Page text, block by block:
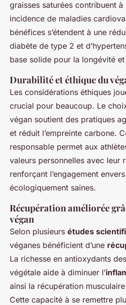
graisses saturées contribuent
incidence de maladies
bénéfices s’étendent à une
diabète de type 2 et
base solide pour la longévité
Durabilité et éthique du
Les considérations éthiques
crucial pour beaucoup. Le
végan soutient des pratiques
et réduit l’empreinte carbone.
responsable permet aux
valeurs personnelles avec leur
renforçant l’engagement
écologiquement saines.
Récupération améliorée
végan
Selon plusieurs études
véganes bénéficient d’une
La richesse en antioxydants
végétale aide à diminuer l’
ainsi la récupération
Cette capacité à se remettre